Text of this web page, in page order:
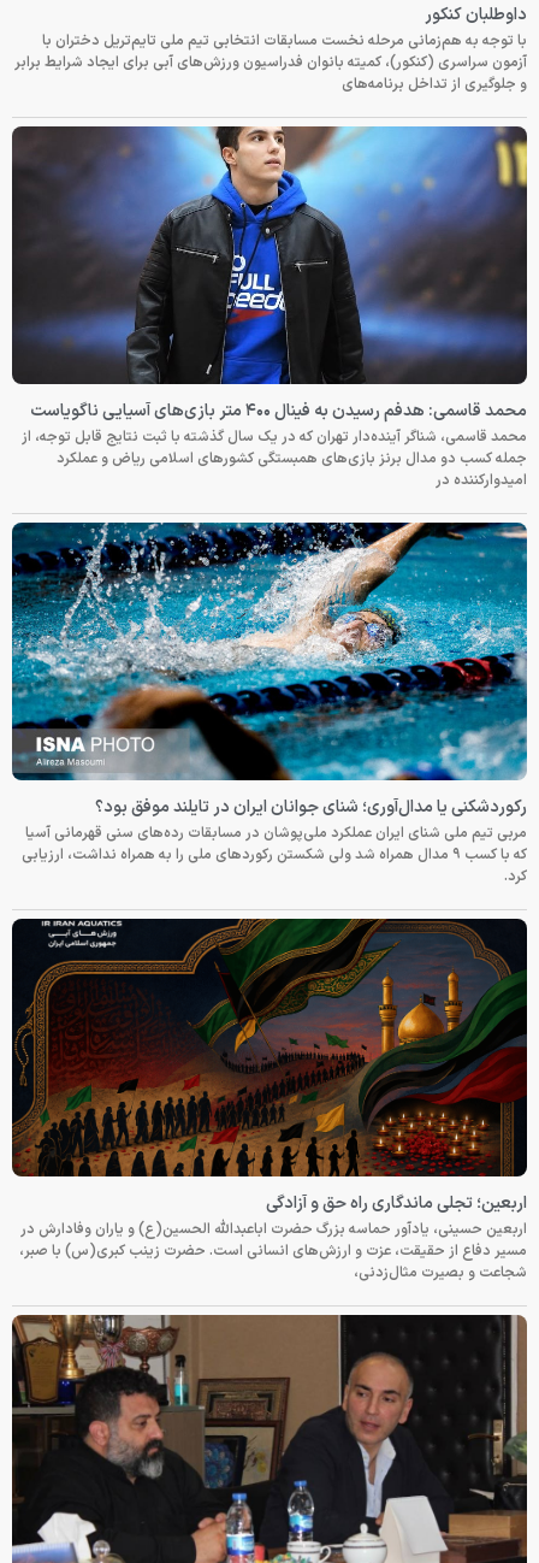
داوطلبان کنکور
با توجه به هم‌زمانی مرحله نخست مسابقات انتخابی تیم ملی تایم‌تریل دختران با
آزمون سراسری (کنکور)، کمیته بانوان فدراسیون ورزش‌های آبی برای ایجاد شرایط برابر
و جلوگیری از تداخل برنامه‌های
محمد قاسمی: هدفم رسیدن به فینال ۴۰۰ متر بازی‌های آسیایی ناگویاست
محمد قاسمی، شناگر آینده‌دار تهران که در یک سال گذشته با ثبت نتایج قابل توجه، از
جمله کسب دو مدال برنز بازی‌های همبستگی کشورهای اسلامی ریاض و عملکرد
امیدوارکننده در
رکوردشکنی یا مدال‌آوری؛ شنای جوانان ایران در تایلند موفق بود؟
مربی تیم ملی شنای ایران عملکرد ملی‌پوشان در مسابقات رده‌های سنی قهرمانی آسیا
که با کسب ۹ مدال همراه شد ولی شکستن رکوردهای ملی را به همراه نداشت، ارزیابی
کرد.
اربعین؛ تجلی ماندگاری راه حق و آزادگی
اربعین حسینی، یادآور حماسه بزرگ حضرت اباعبدالله الحسین(ع) و یاران وفادارش در
مسیر دفاع از حقیقت، عزت و ارزش‌های انسانی است. حضرت زینب کبری(س) با صبر،
شجاعت و بصیرت مثال‌زدنی،